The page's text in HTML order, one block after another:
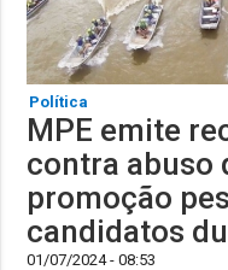
Política
MPE emite
contra abuso
promoção
candidatos
01/07/2024 - 08:53